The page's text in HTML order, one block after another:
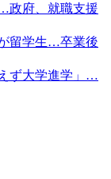
政府、就職支援
留学生…卒業後
ず大学進学」…